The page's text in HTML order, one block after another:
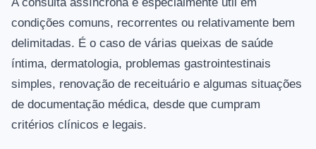
condições comuns, recorrentes ou relativamente bem
delimitadas. É o caso de várias queixas de saúde
íntima, dermatologia, problemas gastrointestinais
simples, renovação de receituário e algumas situações
de documentação médica, desde que cumpram
critérios clínicos e legais.